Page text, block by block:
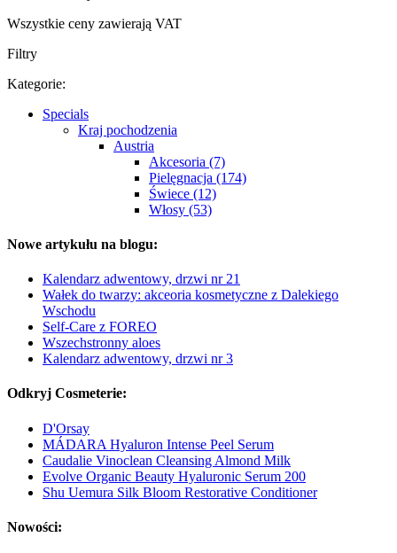
Wszystkie ceny zawierają VAT
Filtry
Kategorie:
Specials
Kraj pochodzenia
Austria
Akcesoria (7)
Pielęgnacja (174)
Świece (12)
Włosy (53)
Nowe artykułu na blogu:
Kalendarz adwentowy, drzwi nr 21
Wałek do twarzy: akceoria kosmetyczne z Dalekiego
Wschodu
Self-Care z FOREO
Wszechstronny aloes
Kalendarz adwentowy, drzwi nr 3
Odkryj Cosmeterie:
D'Orsay
MÁDARA Hyaluron Intense Peel Serum
Caudalie Vinoclean Cleansing Almond Milk
Evolve Organic Beauty Hyaluronic Serum 200
Shu Uemura Silk Bloom Restorative Conditioner
Nowości: